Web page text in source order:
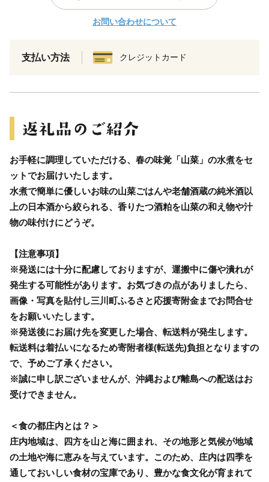
お問い合わせについて
支払い方法 クレジットカード
お手軽に調理していただける、春の味覚「山菜」の水煮をセ
ットでお届けいたします。
水煮で簡単に優しいお味の山菜ごはんや老舗酒蔵の純米酒以
上の日本酒から絞られる、香りたつ酒粕を山菜の和え物や汁
物の味付けにどうぞ。
【注意事項】
※発送には十分に配慮しておりますが、運搬中に傷や潰れが
発生する可能性があります。お気づきの点がありましたら、
画像・写真を貼付し三川町ふるさと応援寄附金までお問合せ
をお願いいたします。
※発送後にお届け先を変更した場合、転送料が発生します。
転送料は着払いになるため寄附者様(転送先)負担となりますの
で、予めご了承ください。
※誠に申し訳ございませんが、沖縄および離島への配送はお
受けできません。
＜食の都庄内とは？＞
庄内地域は、四方を山と海に囲まれ、その地形と気候が地域
の土地や海に恵みを与えています。このため、庄内は四季を
通しておいしい食材の宝庫であり、豊かな食文化が育まれて